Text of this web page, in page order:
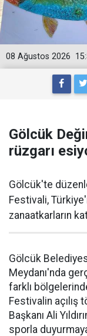
08 Ağustos 2026
Gölcük
rüzgarı
Gölcük'te
Festivali,
zanaatkarların
Gölcük
Meydanı'nda
farklı
Festivalin açılış
Başkanı Ali
sporla